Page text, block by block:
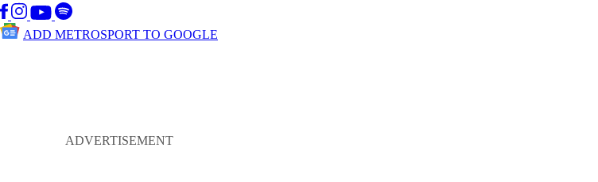
ADD METROSPORT TO GOOGLE